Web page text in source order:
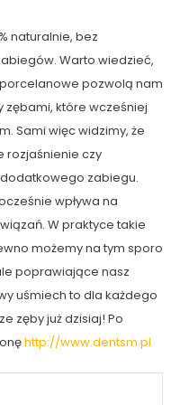
naturalnie, bez
Warto wiedzieć,
pozwolą nam
które wcześniej
Sami więc widzimy, że
rozjaśnienie czy
zabiegu.
wpływa na
W praktyce takie
możemy na tym sporo
poprawiające nasz
uśmiech to dla każdego
zęby już dzisiaj! Po
http://www.dentsm.pl